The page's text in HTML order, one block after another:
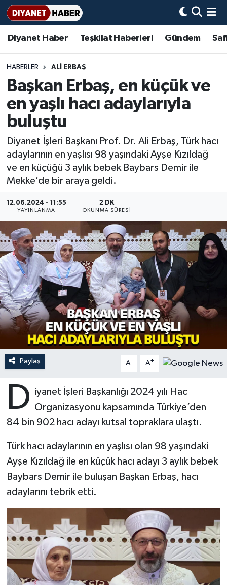
Diyanet Haber Teşkilat Haberleri Gündem
HABERLER ALİ ERBAŞ
Başkan Erbaş, en küçük ve
en yaşlı hacı adaylarıyla
buluştu
Diyanet İşleri Başkanı Prof. Dr. Ali Erbaş, Türk hacı
adaylarının en yaşlısı 98 yaşındaki Ayşe Kızıldağ
ve en küçüğü 3 aylık bebek Baybars Demir ile
Mekke’de bir araya geldi.
12.06.2024 - 11:55
YAYINLANMA
2 DK
OKUNMA SÜRESI
Paylaş A- A+
D iyanet İşleri Başkanlığı 2024 yılı Hac
Organizasyonu kapsamında Türkiye’den
84 bin 902 hacı adayı kutsal topraklara ulaştı.
Türk hacı adaylarının en yaşlısı olan 98 yaşındaki
Ayşe Kızıldağ ile en küçük hacı adayı 3 aylık bebek
Baybars Demir ile buluşan Başkan Erbaş, hacı
adaylarını tebrik etti.
Diyanet Haber
Teşkilat Haberleri
Adana Müftülüğü
Adıyaman Müftülüğü
Afyonkarahisar Müftülüğü
Ağrı Müftülüğü
Aksaray Müftülüğü
Amasya Müftülüğü
Antalya Müftülüğü
Ardahan Müftülüğü
Artvin Müftülüğü
Aydın Müftülüğü
Balıkesir Müftülüğü
Bartın Müftülüğü
Bayburt Müftülüğü
Bilecik Müftülüğü
Bingöl Müftülüğü
Bitlis Müftülüğü
Burdur Müftülüğü
Bursa Müftülüğü
Çanakkale Müftülüğü
Gündem
#Keşfet
Bir Ayet
Bir Hikaye
Biyografiler
Dini kavramlar
Diyanet Bilgi
Diyanet Takvimi
Hadislerle İslam
Kudüs
Kurban
Mukabele
Peygamberimizin Hayatı
Ramazan
Zekat
Basında Bugün
DİYANET eKİTAP
Aile Dergisi
Aylık Dergi
TDV
Hutbeler
DİYANET AKADEMİ
DİYANET GENÇLİK
DİYANET RADYO/TV
DEPREM
Eğitim
İmam Hatip Okulları
Kültür-Sanat
Sağlık
Başmakale
Ekonomi
Duyurular
Podcast
Hadis-i Şerifler
Hayat Okumaları
Nöbetçi Eczaneler
Hava Durumu
Ankara Namaz Vakitleri
Trafik Durumu
Süper Lig Puan Durumu ve Fikstür
Tüm Manşetler
Haber Arşivi